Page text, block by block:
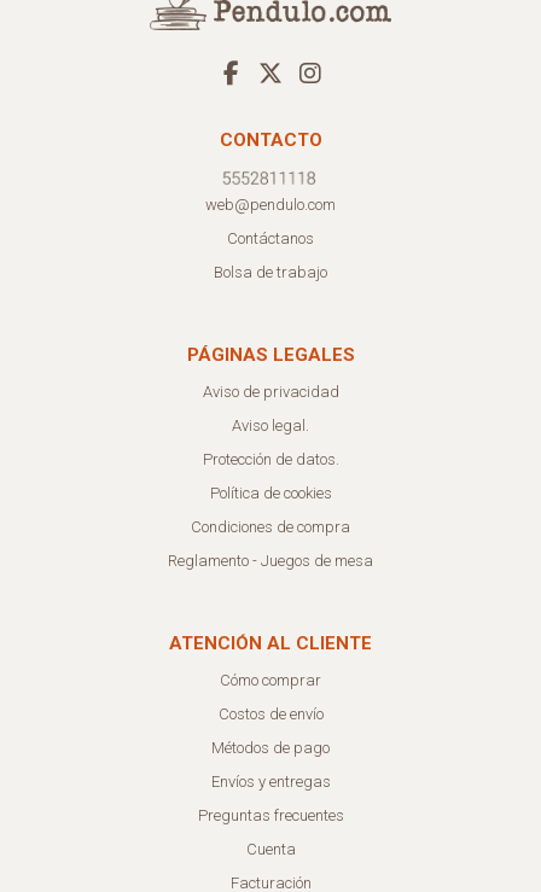
CONTACTO
web@pendulo.com
Contáctanos
Bolsa de trabajo
PÁGINAS LEGALES
Aviso de privacidad
Aviso legal.
Protección de datos.
Política de cookies
Condiciones de compra
Reglamento - Juegos de mesa
ATENCIÓN AL CLIENTE
Cómo comprar
Costos de envío
Métodos de pago
Envíos y entregas
Preguntas frecuentes
Cuenta
Facturación